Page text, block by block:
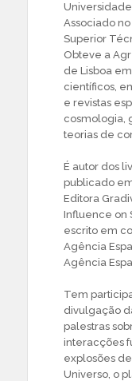
Universidade
Associado
Superior
Obteve a
de Lisboa
científicos,
e revistas
cosmologia,
teorias de
É autor dos
publicado
Editora
Influence on
escrito em
Agência
Agência
Tem
divulgação
palestras
interacções
explosões
Universo, o